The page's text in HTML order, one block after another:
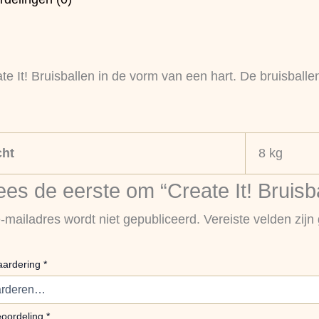
It! Bruisballen in de vorm van een hart. De
8 kg
de eerste om “Create It!
mailadres wordt niet gepubliceerd. Vereiste velden zijn
*
*